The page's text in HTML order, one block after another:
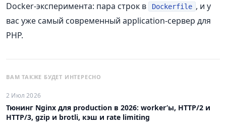
Docker-эксперимента: пара строк в
Dockerfile , и у
вас уже самый современный application-сервер для
PHP.
ВАМ ТАКЖЕ БУДЕТ ИНТЕРЕСНО
2 Июл 2026
Тюнинг Nginx для production в 2026: worker’ы, HTTP/2 и
HTTP/3, gzip и brotli, кэш и rate limiting